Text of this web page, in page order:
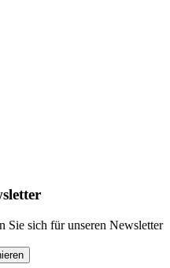
Sie sich für unseren Newsletter